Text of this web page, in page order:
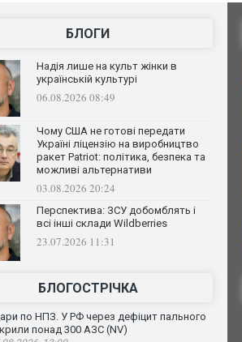
БЛОГИ
Надія лише на культ жінки в
українській культурі
06.08.2026 08:49
Чому США не готові передати
Україні ліцензію на виробництво
ракет Patriot: політика, безпека та
можливі альтернативи
03.08.2026 20:24
Перспектива: ЗСУ добомблять і
всі інші склади Wildberries
23.07.2026 11:31
БЛОГОСТРІЧКА
по НПЗ. У РФ через дефіцит пального
понад 300 АЗС (NV)